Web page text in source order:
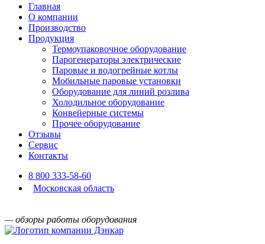
Главная
О компании
Производство
Продукция
Термоупаковочное оборудование
Парогенераторы электрические
Паровые и водогрейные котлы
Мобильные паровые установки
Оборудование для линий розлива
Холодильное оборудование
Конвейерные системы
Прочее оборудование
Отзывы
Сервис
Контакты
8 800 333-58-60
Московская область
— обзоры работы оборудования